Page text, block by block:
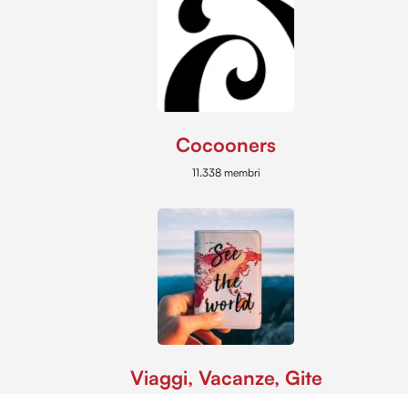
Cocooners
11.338 membri
Viaggi, Vacanze, Gite